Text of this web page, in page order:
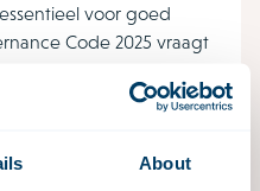
About
voor goed
Code 2025 vraagt
verantwoorde